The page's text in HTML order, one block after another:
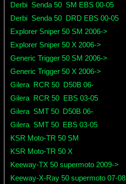
Derbi Senda 50 SM EBS 00-05
Derbi Senda 50 DRD EBS 00-05
Explorer Sniper 50 SM 2006->
Explorer Sniper 50 X 2006->
Generic Trigger 50 SM 2006->
Generic Trigger 50 X 2006->
Gilera RCR 50 D50B 06-
Gilera RCR 50 EBS 03-05
Gilera SMT 50 D50B 06-
Gilera SMT 50 EBS 03-05
KSR Moto-TR 50 SM
KSR Moto-TR 50 X
Keeway-TX 50 supermoto 2009->
Keeway-X-Ray 50 supermoto 07-08